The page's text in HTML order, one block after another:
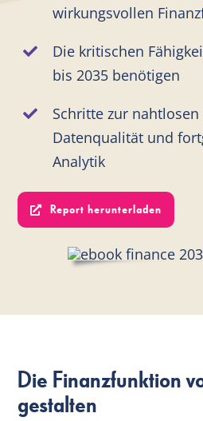
wirkungsvollen
Die kritischen
bis 2035 benötigen
Schritte zur
Datenqualität und
Analytik
Report herunterladen
Die Finanzfunktion
gestalten